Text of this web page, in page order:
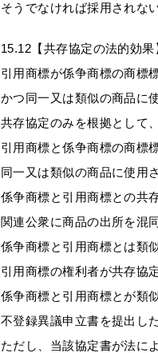
そうでなければ採用されない
15.12【共存協定の法的効果
引用商標が係争商標の商標
かつ同一又は類似の商品に
共存協定のみを根拠として
引用商標と係争商標の商標
同一又は類似の商品に使用
係争商標と引用商標との共
関連公衆に商品の出所を混
係争商標と引用商標とは類
引用商標の権利者が共存協
係争商標と引用商標とが類
不登録異議申立書を提出し
ただし、当該協定書が法に